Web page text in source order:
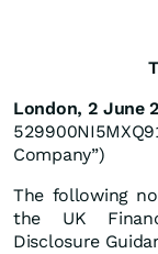
London, 2 June
Company”)
The following
the UK
Disclosure